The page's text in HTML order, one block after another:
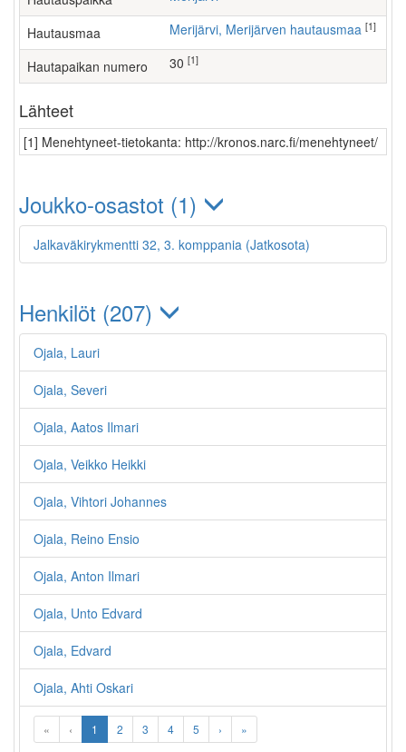
Hautausmaa Merijärvi, Merijärven hautausmaa [1]
Hautapaikan numero 30 [1]
Lähteet
[1] Menehtyneet-tietokanta: http://kronos.narc.fi/menehtyneet/
Joukko-osastot (1)
Jalkaväkirykmentti 32, 3. komppania (Jatkosota)
Henkilöt (207)
Ojala, Lauri
Ojala, Severi
Ojala, Aatos Ilmari
Ojala, Veikko Heikki
Ojala, Vihtori Johannes
Ojala, Reino Ensio
Ojala, Anton Ilmari
Ojala, Unto Edvard
Ojala, Edvard
Ojala, Ahti Oskari
« ‹ 1 2 3 4 5 › »